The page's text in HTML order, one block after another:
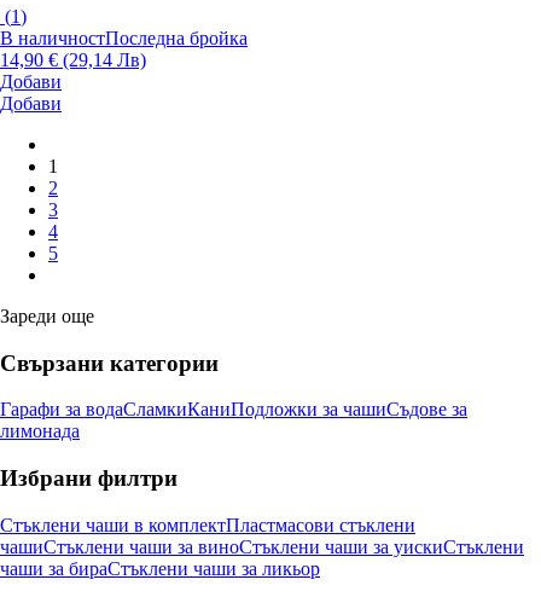
(1)
В наличностПоследна бройка
14,90 € (29,14 Лв)
Добави
Добави
1
2
3
4
5
Зареди още
Свързани категории
Гарафи за водаСламкиКаниПодложки за чашиСъдове за
лимонада
Избрани филтри
Стъклени чаши в комплектПластмасови стъклени
чашиСтъклени чаши за виноСтъклени чаши за уискиСтъклени
чаши за бираСтъклени чаши за ликьор